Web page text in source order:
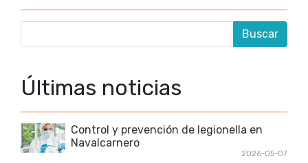
Últimas noticias
Control y prevención de legionella en
Navalcarnero
2026-05-07